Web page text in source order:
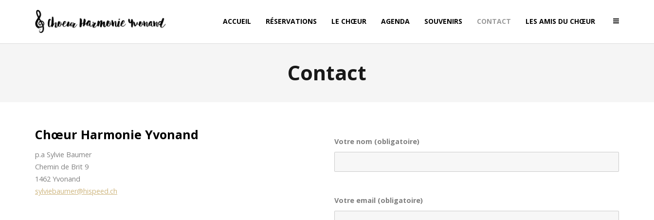
ACCUEIL RÉSERVATIONS LE CHŒUR AGENDA SOUVENIRS CONTACT LES AMIS DU CHŒUR
Contact
Chœur Harmonie Yvonand
p.a Sylvie Baumer
Chemin de Brit 9
1462 Yvonand
sylviebaumer@hispeed.ch
Votre nom (obligatoire)
Votre email (obligatoire)